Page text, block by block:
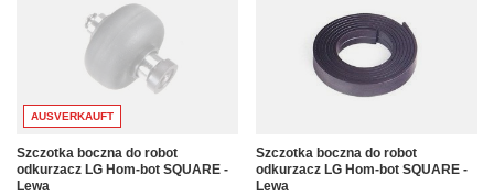
AUSVERKAUFT
Szczotka boczna do robot
odkurzacz LG Hom-bot SQUARE -
Lewa
Szczotka boczna do robot
odkurzacz LG Hom-bot SQUARE -
Lewa